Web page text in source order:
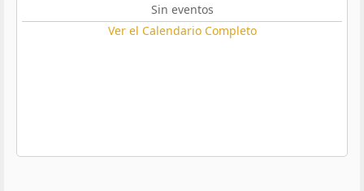
Sin eventos
Ver el Calendario Completo